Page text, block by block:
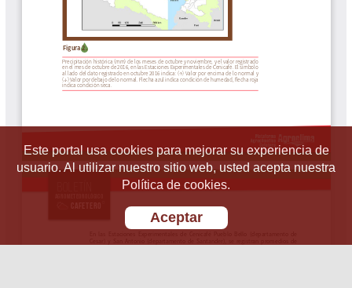
Este portal usa cookies para mejorar su experiencia de
usuario. Al utilizar nuestro sitio web, usted acepta nuestra
Política de cookies.
Aceptar